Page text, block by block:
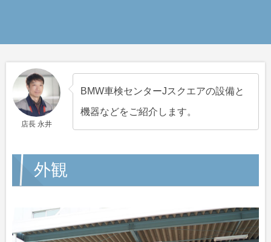
店長 永井
BMW車検センターJスクエアの設備と
機器などをご紹介します。
外観